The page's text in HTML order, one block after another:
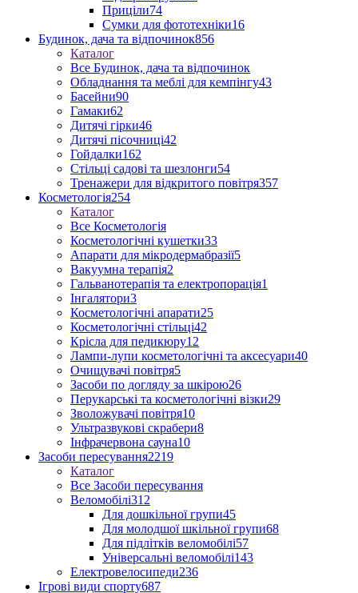
Приціли74
Сумки для фототехніки16
Будинок, дача та відпочинок856
Каталог
Все Будинок, дача та відпочинок
Обладнання та меблі для кемпінгу43
Басейни90
Гамаки62
Дитячі гірки46
Дитячі пісочниці42
Гойдалки162
Стільці садові та шезлонги54
Тренажери для відкритого повітря357
Косметологія254
Каталог
Все Косметологія
Косметологічні кушетки33
Апарати для мікродермабразії5
Вакуумна терапія2
Гальванотерапія та електропорація1
Інгалятори3
Косметологічні апарати25
Косметологічні стільці42
Крісла для педикюру12
Лампи-лупи косметологічні та аксесуари40
Очищувачі повітря5
Засоби по догляду за шкірою26
Перукарські та косметологічні візки29
Зволожувачі повітря10
Ультразвукові скрабери8
Інфрачервона сауна10
Засоби пересування2219
Каталог
Все Засоби пересування
Веломобілі312
Для дошкільної групи45
Для молодшої шкільної групи68
Для підлітків веломобілі57
Універсальні веломобілі143
Електровелосипеди236
Ігрові види спорту687